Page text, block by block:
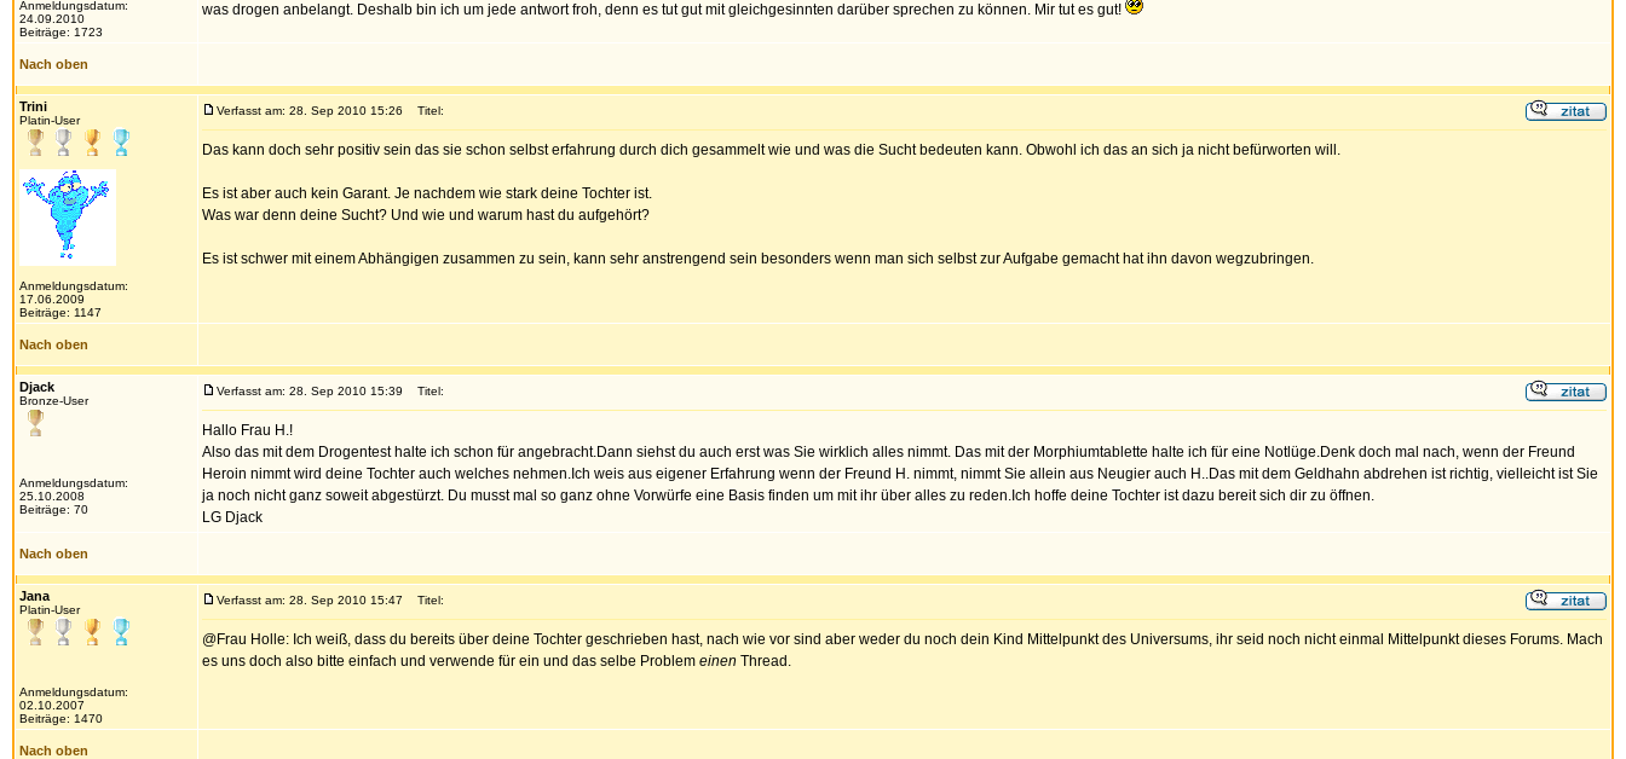
Anmeldungsdatum:
24.09.2010
Beiträge: 1723
was drogen anbelangt. Deshalb bin ich um jede antwort froh, denn es tut gut mit gleichgesinnten darüber sprechen zu können. Mir tut es gut!
Nach oben
Trini
Platin-User
Anmeldungsdatum:
17.06.2009
Beiträge: 1147
Verfasst am: 28. Sep 2010 15:26 Titel:
Das kann doch sehr positiv sein das sie schon selbst erfahrung durch dich gesammelt wie und was die Sucht bedeuten kann. Obwohl ich das an sich ja nicht befürworten will.
Es ist aber auch kein Garant. Je nachdem wie stark deine Tochter ist.
Was war denn deine Sucht? Und wie und warum hast du aufgehört?
Es ist schwer mit einem Abhängigen zusammen zu sein, kann sehr anstrengend sein besonders wenn man sich selbst zur Aufgabe gemacht hat ihn davon wegzubringen.
Nach oben
Djack
Bronze-User
Anmeldungsdatum:
25.10.2008
Beiträge: 70
Verfasst am: 28. Sep 2010 15:39 Titel:
Hallo Frau H.!
Also das mit dem Drogentest halte ich schon für angebracht.Dann siehst du auch erst was Sie wirklich alles nimmt. Das mit der Morphiumtablette halte ich für eine Notlüge.Denk doch mal nach, wenn der Freund
Heroin nimmt wird deine Tochter auch welches nehmen.Ich weis aus eigener Erfahrung wenn der Freund H. nimmt, nimmt Sie allein aus Neugier auch H..Das mit dem Geldhahn abdrehen ist richtig, vielleicht ist Sie
ja noch nicht ganz soweit abgestürzt. Du musst mal so ganz ohne Vorwürfe eine Basis finden um mit ihr über alles zu reden.Ich hoffe deine Tochter ist dazu bereit sich dir zu öffnen.
LG Djack
Nach oben
Jana
Platin-User
Anmeldungsdatum:
02.10.2007
Beiträge: 1470
Verfasst am: 28. Sep 2010 15:47 Titel:
@Frau Holle: Ich weiß, dass du bereits über deine Tochter geschrieben hast, nach wie vor sind aber weder du noch dein Kind Mittelpunkt des Universums, ihr seid noch nicht einmal Mittelpunkt dieses Forums. Mach
es uns doch also bitte einfach und verwende für ein und das selbe Problem einen Thread.
Nach oben